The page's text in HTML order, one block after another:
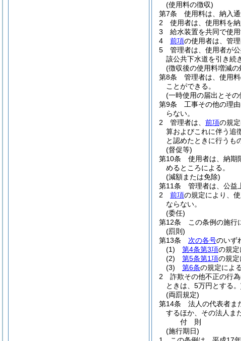
(使用料の徴収)
第7条
使用料は、納入
2
使用者は、使用料を
3
給水装置を共同で使
4
前項の使用者は、管
5
管理者は、使用者が
該公共下水道を引き続
(徴収後の使用料増減の
第8条
管理者は、使用
ことができる。
(一時使用の届出とその
第9条
工事その他の理
らない。
2
管理者は、 前項の規
算およびこれに伴う追
と認めたときに行うも
(督促等)
第10条
使用者は、納期
めるところによる。
(減額または免除)
第11条
管理者は、公益
2
前項の規定により、
ならない。
(委任)
第12条
この条例の施行
(罰則)
第13条
次の各号のいず
(1)
第4条第3項の規
(2)
第5条第1項の規
(3)
第6条の規定によ
2
詐欺その他不正の行
ときは、5万円とする
(両罰規定)
第14条
法人の代表者ま
するほか、その法人ま
付 則
(施行期日)